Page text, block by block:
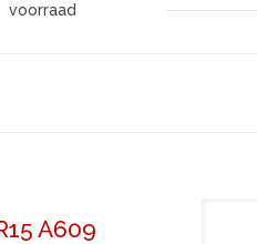
voorraad
A609